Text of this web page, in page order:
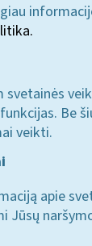
svetainės
Be
veikti.
apie
Jūsų